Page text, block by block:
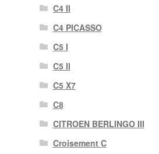
C4 II
C4 PICASSO
C5 I
C5 II
C5 X7
C8
CITROEN BERLINGO III
Croisement C